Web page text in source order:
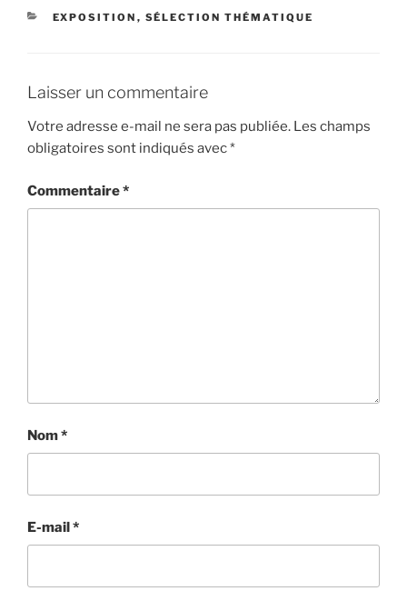
CATÉGORIES
EXPOSITION , SÉLECTION THÉMATIQUE
Laisser un commentaire
Votre adresse e-mail ne sera pas publiée. Les champs
obligatoires sont indiqués avec*
Commentaire*
Nom*
E-mail*